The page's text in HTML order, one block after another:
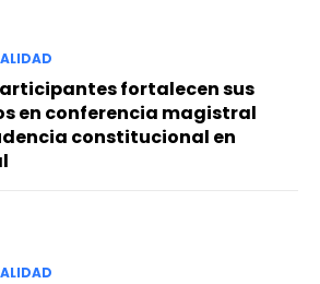
fortalecen sus
en conferencia magistral
constitucional en